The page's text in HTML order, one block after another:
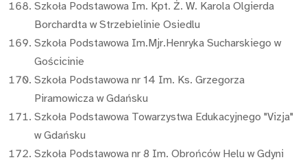
Szkoła Podstawowa Im. Kpt. Ż. W. Karola Olgierda
Borchardta w Strzebielinie Osiedlu
Szkoła Podstawowa Im.Mjr.Henryka Sucharskiego w
Gościcinie
Szkoła Podstawowa nr 14 Im. Ks. Grzegorza
Piramowicza w Gdańsku
Szkoła Podstawowa Towarzystwa Edukacyjnego "Vizja"
w Gdańsku
Szkoła Podstawowa nr 8 Im. Obrońców Helu w Gdyni